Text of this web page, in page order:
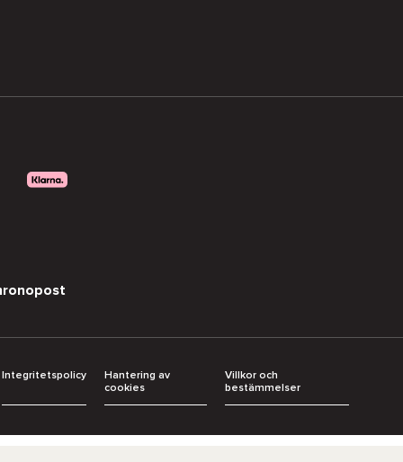
Integritetspolicy
Hantering av
cookies
Villkor och
bestämmelser